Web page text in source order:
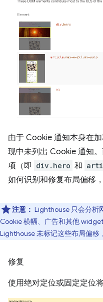
由于 Cookie 通知本身在
现中未列出 Cookie 通知
项（即 div.hero 和
如何识别和修复布局偏移
注意： Lighthouse 只会分析
Cookie 横幅、广告和其他
Lighthouse 未标记这些布局偏移
修复
使用绝对定位或固定定位